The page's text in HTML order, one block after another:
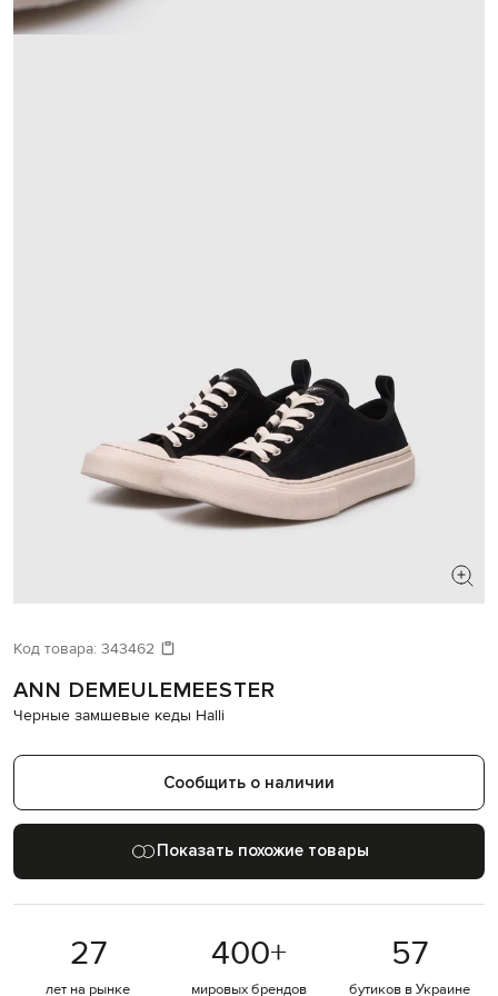
Давайте подберем что-то еще
Код товара: 343462
ANN DEMEULEMEESTER
Черные замшевые кеды Halli
Сообщить о наличии
Показать похожие товары
27
лет на рынке
400+
мировых брендов
57
бутиков в Украине